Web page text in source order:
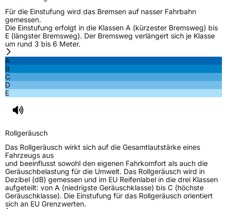
Nasshaftung B
Rollgeräusch (Klasse)
EPREL ID 2210629
Allgemeine Produktsicherheit (GPSR)
HerstellerkontaktLinglong Germany GmbH, Bahnhofstraße 8,
30159 Hannover, Deutschland,
LLG_info@linglong.cn
Für die Einstufung wird das Bremsen auf nasser Fahrbahn
gemessen.
Die Einstufung erfolgt in die Klassen A (kürzester Bremsweg) bis
E (längster Bremsweg). Der Bremsweg verlängert sich je Klasse
um rund 3 bis 6 Meter.
A
B
C
D
E
Rollgeräusch
Das Rollgeräusch wirkt sich auf die Gesamtlautstärke eines
Fahrzeugs aus
und beeinflusst sowohl den eigenen Fahrkomfort als auch die
Geräuschbelastung für die Umwelt. Das Rollgeräusch wird in
Dezibel (dB) gemessen und im EU Reifenlabel in die drei Klassen
aufgeteilt: von A (niedrigste Geräuschklasse) bis C (höchste
Geräuschklasse). Die Einstufung für das Rollgeräusch orientiert
sich an EU Grenzwerten.